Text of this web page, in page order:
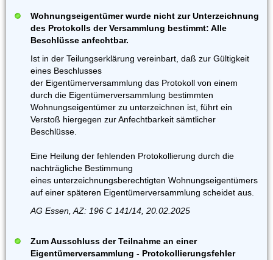
Wohnungseigentümer wurde nicht zur Unterzeichnung
des Protokolls der Versammlung bestimmt: Alle
Beschlüsse anfechtbar.
Ist in der Teilungserklärung vereinbart, daß zur Gültigkeit
eines Beschlusses
der Eigentümerversammlung das Protokoll von einem
durch die Eigentümerversammlung bestimmten
Wohnungseigentümer zu unterzeichnen ist, führt ein
Verstoß hiergegen zur Anfechtbarkeit sämtlicher
Beschlüsse.
Eine Heilung der fehlenden Protokollierung durch die
nachträgliche Bestimmung
eines unterzeichnungsberechtigten Wohnungseigentümers
auf einer späteren Eigentümerversammlung scheidet aus.
AG Essen, AZ: 196 C 141/14, 20.02.2025
Zum Ausschluss der Teilnahme an einer
Eigentümerversammlung - Protokollierungsfehler